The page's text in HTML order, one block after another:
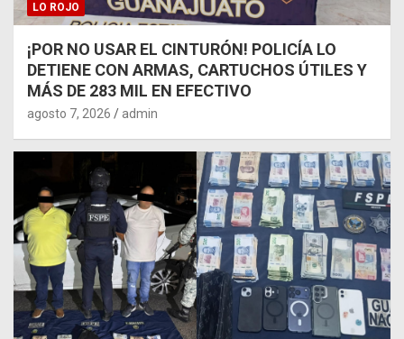
LO ROJO
¡POR NO USAR EL CINTURÓN! POLICÍA LO
DETIENE CON ARMAS, CARTUCHOS ÚTILES Y
MÁS DE 283 MIL EN EFECTIVO
agosto 7, 2026 admin